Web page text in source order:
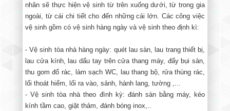
nhân sẽ thực hiện vệ sinh từ trên xuống dưới, từ trong gia
ngoài, từ cái chi tiết cho đến những cái lớn. Các công việc
vệ sinh gồm có vệ sinh hàng ngày và vệ sinh theo định kì:
- Vệ sinh tòa nhà hàng ngày: quét lau sàn, lau trang thiết bị,
lau cửa kính, lau dấu tay trên cửa thang máy, đẩy bụi sàn,
thu gom đổ rác, làm sạch WC, lau thang bộ, rửa thùng rác,
lối thoát hiểm, lối ra vào, sảnh, hành lang, tường ,...
- Vệ sinh tòa nhà theo đình kỳ: đánh sàn bằng máy, kéo
kính tầm cao, giặt thảm, đánh bóng inox,..